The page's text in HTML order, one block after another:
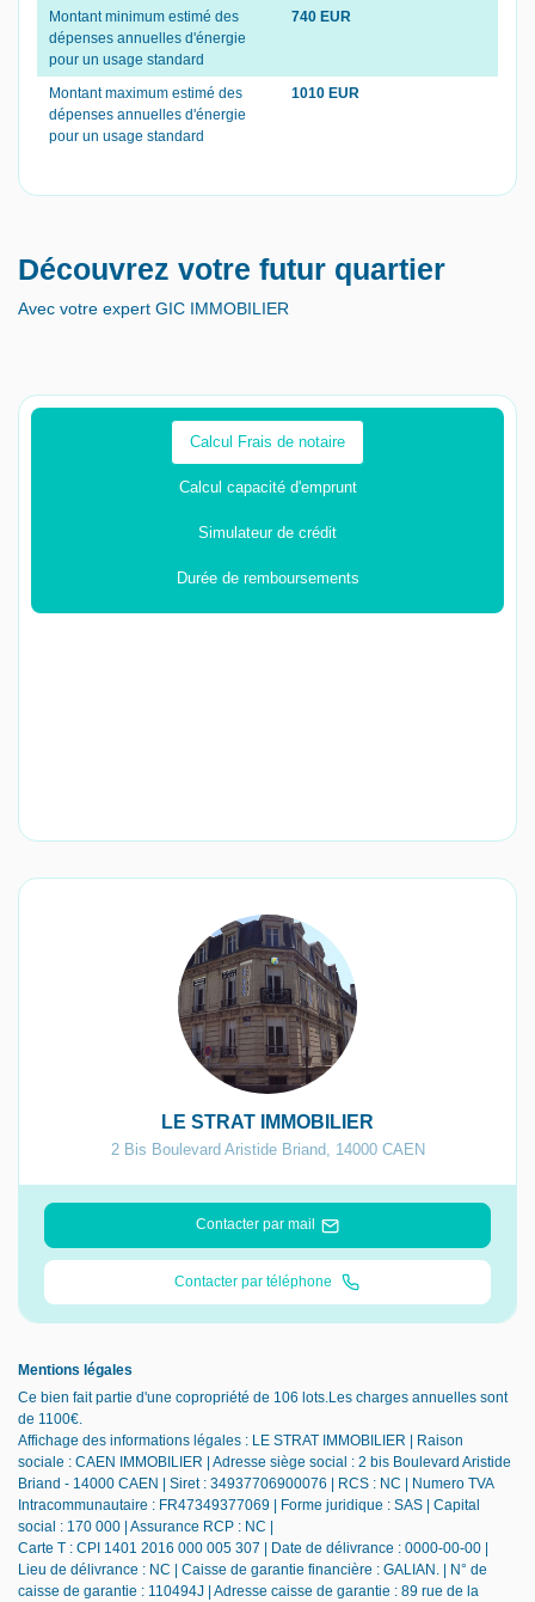
Montant minimum estimé des
dépenses annuelles d'énergie
pour un usage standard
740 EUR
Montant maximum estimé des
dépenses annuelles d'énergie
pour un usage standard
1010 EUR
Découvrez votre futur quartier
Avec votre expert GIC IMMOBILIER
Calcul Frais de notaire
Calcul capacité d'emprunt
Simulateur de crédit
Durée de remboursements
LE STRAT IMMOBILIER
2 Bis Boulevard Aristide Briand, 14000 CAEN
Contacter par mail
Contacter par téléphone
Mentions légales
Ce bien fait partie d'une copropriété de 106 lots.Les charges annuelles sont
de 1100€.
Affichage des informations légales : LE STRAT IMMOBILIER | Raison
sociale : CAEN IMMOBILIER | Adresse siège social : 2 bis Boulevard Aristide
Briand - 14000 CAEN | Siret : 34937706900076 | RCS : NC | Numero TVA
Intracommunautaire : FR47349377069 | Forme juridique : SAS | Capital
social : 170 000 | Assurance RCP : NC |
Carte T : CPI 1401 2016 000 005 307 | Date de délivrance : 0000-00-00 |
Lieu de délivrance : NC | Caisse de garantie financière : GALIAN. | N° de
caisse de garantie : 110494J | Adresse caisse de garantie : 89 rue de la